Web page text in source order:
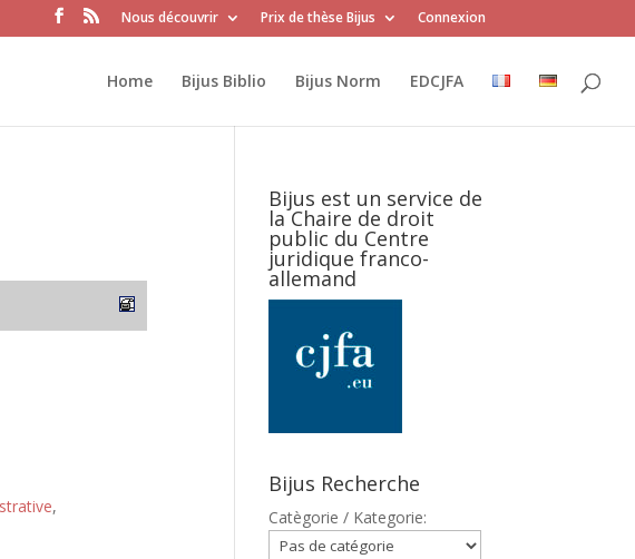
Nous découvrir Prix de thèse Bijus Connexion
Home Bijus Biblio Bijus Norm EDCJFA
,
Bijus est un service de
la Chaire de droit
public du Centre
juridique franco-
allemand
Bijus Recherche
Catègorie / Kategorie: